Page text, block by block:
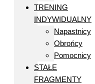
TRENING
INDYWIDUALNY
Napastnicy
Obrońcy
Pomocnicy
STAŁE
FRAGMENTY